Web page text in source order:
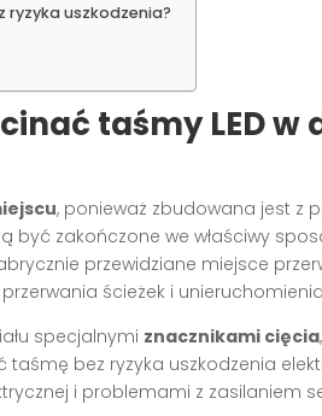
ryzyka uszkodzenia?
taśmy LED w
, ponieważ zbudowana jest z
być zakończone we właściwy
przewidziane miejsce
ścieżek i
specjalnymi znacznikami cięcia
bez ryzyka uszkodzenia
i problemami z zasilaniem